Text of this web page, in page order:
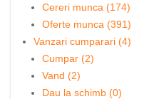
Cereri munca (174)
Oferte munca (391)
Vanzari cumparari (4)
Cumpar (2)
Vand (2)
Dau la schimb (0)